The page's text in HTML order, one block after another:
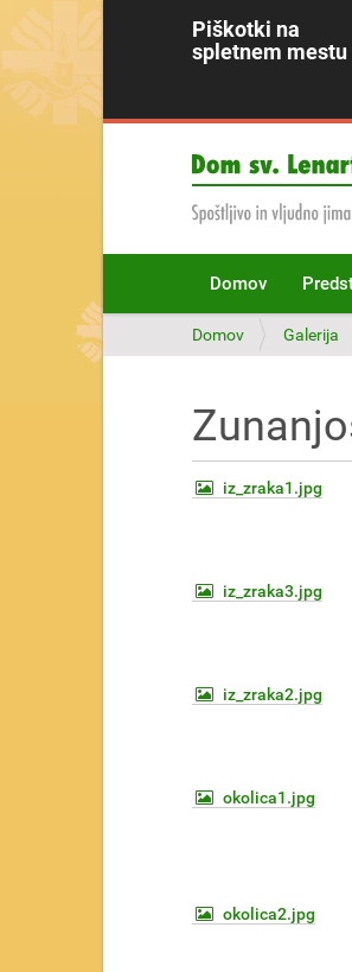
Piškotki na
spletnem mestu
Domov
N
a
e
u
Domov Galerija
iz_zraka1.jpg
iz_zraka3.jpg
iz_zraka2.jpg
okolica1.jpg
okolica2.jpg